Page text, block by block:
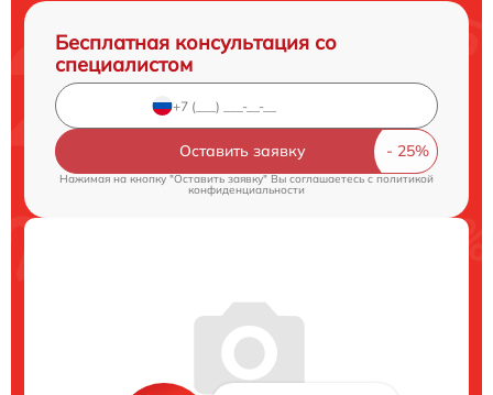
Бесплатная консультация со
специалистом
Оставить заявку
Нажимая на кнопку "Оставить заявку" Вы соглашаетесь cполитикой
конфиденциальности